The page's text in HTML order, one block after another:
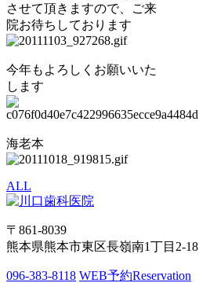
させて頂きますので、ご来
院お待ちしております
今年もよろしくお願いいた
します
海老本
ALL
〒861-8039
熊本県熊本市東区長嶺南1丁目2-18
096-383-8118 WEB予約Reservation